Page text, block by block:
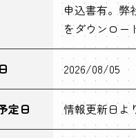
申込書有。弊
をダウンロー
2026/08/05
定日 情報更新日よ